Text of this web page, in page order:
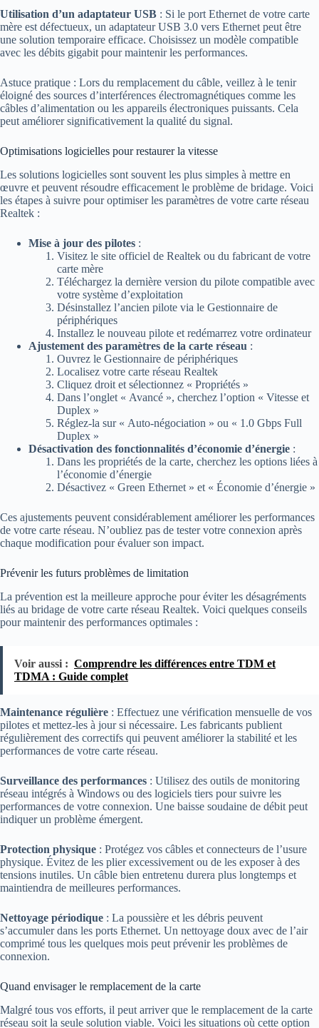
Utilisation d’un adaptateur USB : Si le port Ethernet de votre carte
mère est défectueux, un adaptateur USB 3.0 vers Ethernet peut être
une solution temporaire efficace. Choisissez un modèle compatible
avec les débits gigabit pour maintenir les performances.
Astuce pratique : Lors du remplacement du câble, veillez à le tenir
éloigné des sources d’interférences électromagnétiques comme les
câbles d’alimentation ou les appareils électroniques puissants. Cela
peut améliorer significativement la qualité du signal.
Optimisations logicielles pour restaurer la vitesse
Les solutions logicielles sont souvent les plus simples à mettre en
œuvre et peuvent résoudre efficacement le problème de bridage. Voici
les étapes à suivre pour optimiser les paramètres de votre carte réseau
Realtek :
Mise à jour des pilotes :
Visitez le site officiel de Realtek ou du fabricant de votre
carte mère
Téléchargez la dernière version du pilote compatible avec
votre système d’exploitation
Désinstallez l’ancien pilote via le Gestionnaire de
périphériques
Installez le nouveau pilote et redémarrez votre ordinateur
Ajustement des paramètres de la carte réseau :
Ouvrez le Gestionnaire de périphériques
Localisez votre carte réseau Realtek
Cliquez droit et sélectionnez « Propriétés »
Dans l’onglet « Avancé », cherchez l’option « Vitesse et
Duplex »
Réglez-la sur « Auto-négociation » ou « 1.0 Gbps Full
Duplex »
Désactivation des fonctionnalités d’économie d’énergie :
Dans les propriétés de la carte, cherchez les options liées à
l’économie d’énergie
Désactivez « Green Ethernet » et « Économie d’énergie »
Ces ajustements peuvent considérablement améliorer les performances
de votre carte réseau. N’oubliez pas de tester votre connexion après
chaque modification pour évaluer son impact.
Prévenir les futurs problèmes de limitation
La prévention est la meilleure approche pour éviter les désagréments
liés au bridage de votre carte réseau Realtek. Voici quelques conseils
pour maintenir des performances optimales :
Voir aussi : Comprendre les différences entre TDM et
TDMA : Guide complet
Maintenance régulière : Effectuez une vérification mensuelle de vos
pilotes et mettez-les à jour si nécessaire. Les fabricants publient
régulièrement des correctifs qui peuvent améliorer la stabilité et les
performances de votre carte réseau.
Surveillance des performances : Utilisez des outils de monitoring
réseau intégrés à Windows ou des logiciels tiers pour suivre les
performances de votre connexion. Une baisse soudaine de débit peut
indiquer un problème émergent.
Protection physique : Protégez vos câbles et connecteurs de l’usure
physique. Évitez de les plier excessivement ou de les exposer à des
tensions inutiles. Un câble bien entretenu durera plus longtemps et
maintiendra de meilleures performances.
Nettoyage périodique : La poussière et les débris peuvent
s’accumuler dans les ports Ethernet. Un nettoyage doux avec de l’air
comprimé tous les quelques mois peut prévenir les problèmes de
connexion.
Quand envisager le remplacement de la carte
Malgré tous vos efforts, il peut arriver que le remplacement de la carte
réseau soit la seule solution viable. Voici les situations où cette option